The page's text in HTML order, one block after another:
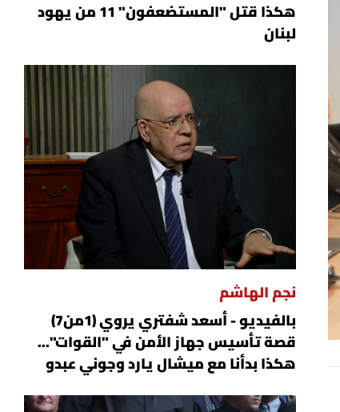
هكذا قتل "المستضعفون" 11 من يهود
لبنان
نجم الهاشم
بالفيديو - أسعد شفتري يروي (1من7)
قصة تأسيس جهاز الأمن في "القوات"...
هكذا بدأنا مع ميشال يارد وجوني عبدو